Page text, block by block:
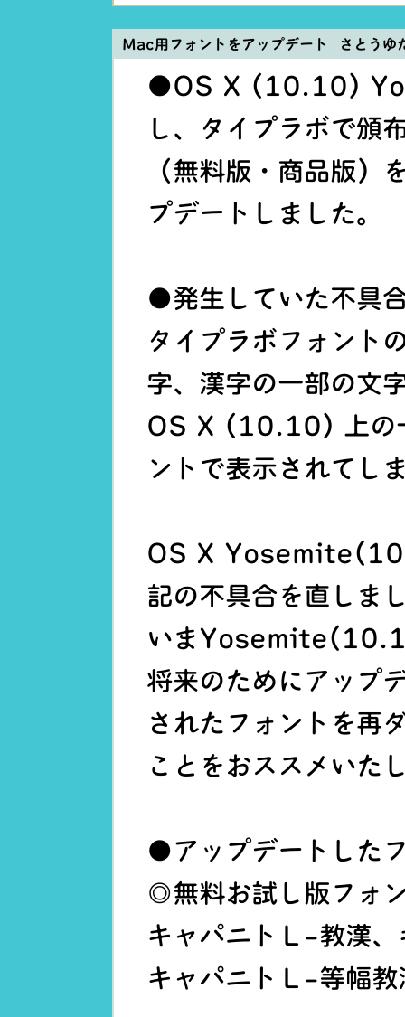
Mac用フォントをアップデート さとうゆ
●OS X (10.10)
し、タイプラボで頒
（無料版・商品版
プデートしました。
●発生していた不具
タイプラボフォント
字、漢字の一部の文
OS X (10.10) 上の
ントで表示されてし
OS X
記の不具合を直しま
いま
将来のためにアップ
されたフォントを再
ことをおススメいた
●アップデートした
◎無料お試し版フォ
キャパニトＬ-教漢
キャパニトＬ-等幅